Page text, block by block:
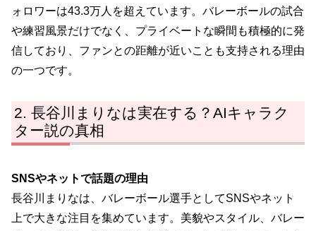
ォロワーは43.3万人を超えています。バレーボールの試合
や練習風景だけでなく、プライベートな瞬間も積極的に発
信しており、ファンとの距離が近いことも支持される理由
の一つです。
長谷川まりなは実在する？AIキャラク
ター説の真相
SNSやネットで話題の理由
長谷川まりなは、バレーボール選手としてSNSやネット
上で大きな注目を集めています。美貌やスタイル、バレー